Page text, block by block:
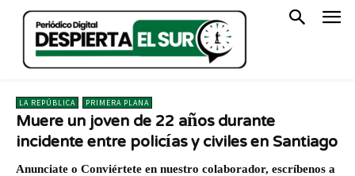
LA REPÚBLICA PRIMERA PLANA
Muere un joven de 22 años durante
incidente entre policías y civiles en Santiago
Anunciate o Conviértete en nuestro colaborador, escríbenos a